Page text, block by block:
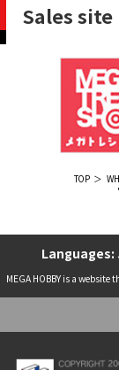
Sales site
TOP
Languages:
MEGA HOBBY is a